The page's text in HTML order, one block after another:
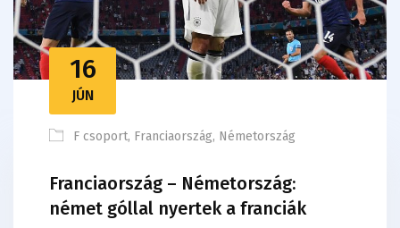
16
JÚN
F csoport, Franciaország, Németország
Franciaország – Németország:
német góllal nyertek a franciák